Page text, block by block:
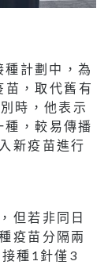
計劃中，為
，取代舊有
時，他表示
，較易傳播
新疫苗進行
但若非同日
疫苗分隔兩
種1針僅3